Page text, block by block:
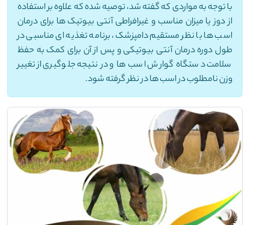
با توجه به مواردی که گفته شد، توصیه شده که علاوه بر استفاده
از دوز یا میزان مناسب و غیرافراطی آنتی بیوتیک ها برای درمان
اسب ها با نظر مستقیم دامپزشک، برنامه تغذیه ای مناسبی در
طول دوره درمان آنتی بیوتیکی و پس از آن برای کمک به حفظ
سلامت دستگاه گوارش اسب ها و در نتیجه جلوگیری از تغییر
وزن نامطلوب در اسب ها در نظر گرفته شود.